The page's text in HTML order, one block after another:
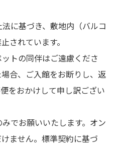
に基づき、敷地内（バルコ
されています。
トの同伴はご遠慮くださ
合、ご入館をお断りし、返
をおかけして申し訳ござい
でお願いいたします。オン
ません。標準契約に基づ